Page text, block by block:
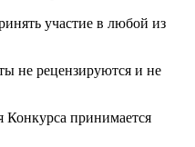
участие в любой из
не рецензируются и не
Конкурса принимается